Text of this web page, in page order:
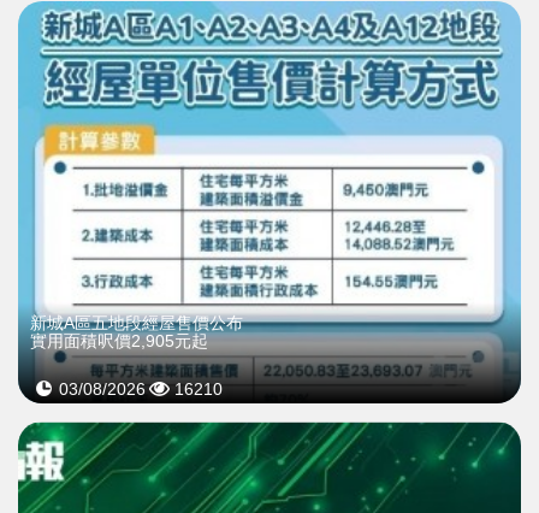
新城A區五地段經屋售價公布
實用面積呎價2,905元起
03/08/2026 16210